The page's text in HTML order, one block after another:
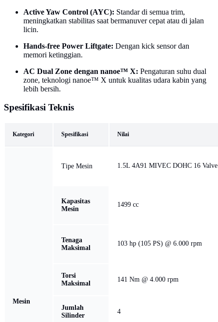
Active Yaw Control (AYC): Standar di semua trim,
meningkatkan stabilitas saat bermanuver cepat atau di jalan
licin.
Hands-free Power Liftgate: Dengan kick sensor dan
memori ketinggian.
AC Dual Zone dengan nanoe™ X: Pengaturan suhu dual
zone, teknologi nanoe™ X untuk kualitas udara kabin yang
lebih bersih.
Spesifikasi Teknis
Kategori Spesifikasi Nilai
Mesin
Tipe Mesin 1.5L 4A91 MIVEC DOHC 16 Valve
Kapasitas
Mesin
1499 cc
Tenaga
Maksimal
103 hp (105 PS) @ 6.000 rpm
Torsi
Maksimal
141 Nm @ 4.000 rpm
Jumlah
Silinder
4